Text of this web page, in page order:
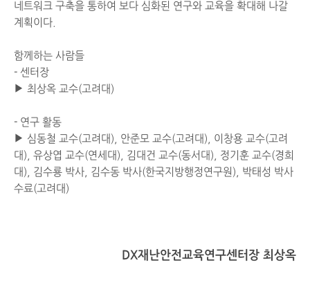
네트워크 구축을 통하여 보다 심화된 연구와 교육을 확대해 나갈
계획이다.
함께하는 사람들
- 센터장
▶ 최상옥 교수(고려대)
- 연구 활동
▶ 심동철 교수(고려대), 안준모 교수(고려대), 이창용 교수(고려
대), 유상엽 교수(연세대), 김대건 교수(동서대), 정기훈 교수(경희
대), 김수룡 박사, 김수동 박사(한국지방행정연구원), 박태성 박사
수료(고려대)
DX재난안전교육연구센터장 최상옥